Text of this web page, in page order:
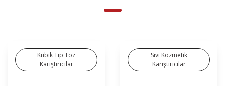
Kübik Tip Toz
Karıştırıcılar
Sıvı Kozmetik
Karıştırıcılar